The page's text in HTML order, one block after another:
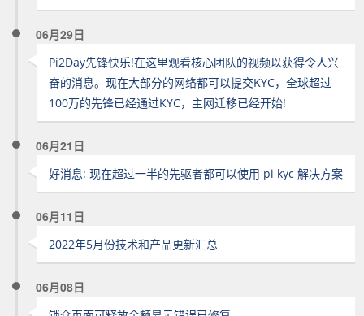
06月29日
Pi2Day先锋快乐!在这里观看核心团队的视频以获得令人兴
奋的消息。现在大部分的网络都可以提交KYC，全球超过
100万的先锋已经通过KYC，主网迁移已经开始!
06月21日
好消息: 现在超过一半的先驱者都可以使用 pi kyc 解决方案
06月11日
2022年5月份技术和产品更新汇总
06月08日